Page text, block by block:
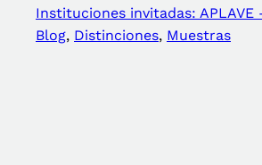
Instituciones invitadas: APLAVE
Blog, Distinciones, Muestras